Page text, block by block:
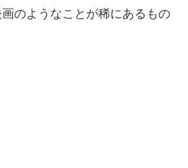
のようなことが稀にあるもの